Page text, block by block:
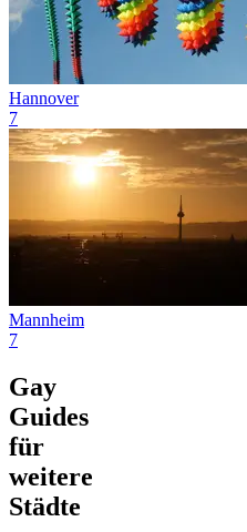
Hannover
7
Mannheim
7
Gay
Guides
für
weitere
Städte